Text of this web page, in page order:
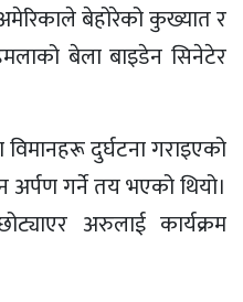
बेहोरेको कुख्यात र
बेला बाइडेन सिनेटेर
विमानहरू दुर्घटना गराइएको
अर्पण गर्ने तय भएको थियो।
अरुलाई कार्यक्रम